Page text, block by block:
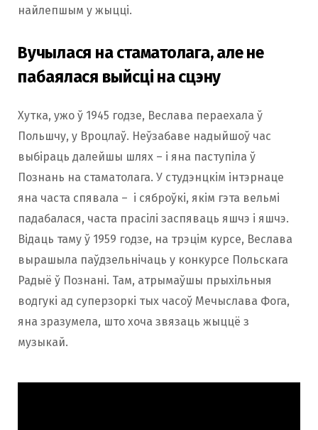
найлепшым у жыцці.
Вучылася на стаматолага, але не
пабаялася выйсці на сцэну
Хутка, ужо ў 1945 годзе, Веслава пераехала ў
Польшчу, у Вроцлаў. Неўзабаве надыйшоў час
выбіраць далейшы шлях – і яна паступіла ў
Познань на стаматолага. У студэнцкім інтэрнаце
яна часта спявала – і сяброўкі, якім гэта вельмі
падабалася, часта прасілі заспяваць яшчэ і яшчэ.
Відаць таму ў 1959 годзе, на трэцім курсе, Веслава
вырашыла паўдзельнічаць у конкурсе Польскага
Радыё ў Познані. Там, атрымаўшы прыхільныя
водгукі ад суперзоркі тых часоў Мечыслава Фога,
яна зразумела, што хоча звязаць жыццё з
музыкай.